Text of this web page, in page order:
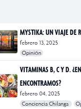
MYSTIKA: UN VIAJE DE
febrero 13, 2025
Opinión
#exposiciones
#fotografía
VITAMINAS B, C Y D.
ENCONTRAMOS?
febrero 04, 2025
Conciencia Chilanga